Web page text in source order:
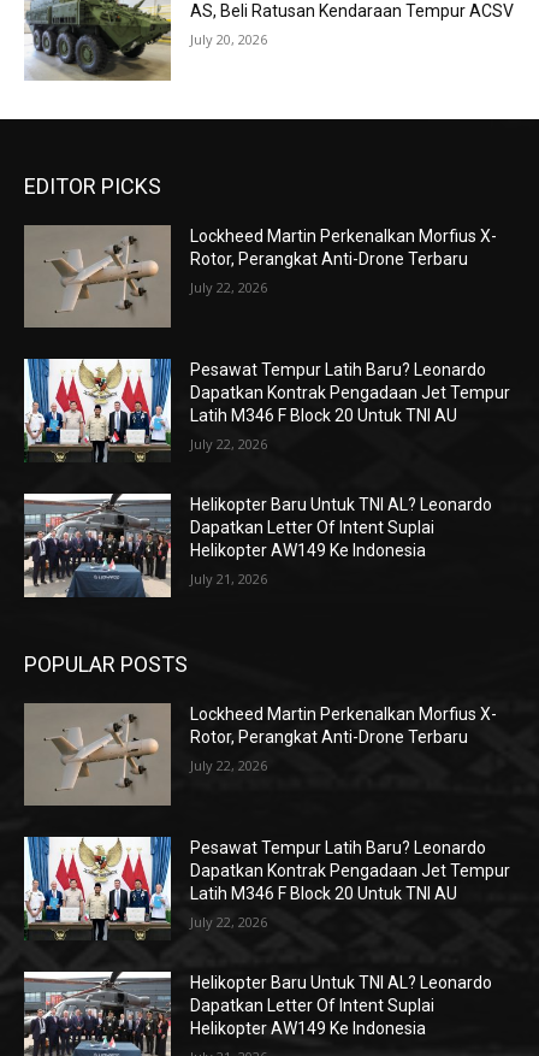
AS, Beli Ratusan Kendaraan Tempur ACSV
July 20, 2026
EDITOR PICKS
Lockheed Martin Perkenalkan Morfius X-
Rotor, Perangkat Anti-Drone Terbaru
July 22, 2026
Pesawat Tempur Latih Baru? Leonardo
Dapatkan Kontrak Pengadaan Jet Tempur
Latih M346 F Block 20 Untuk TNI AU
July 22, 2026
Helikopter Baru Untuk TNI AL? Leonardo
Dapatkan Letter Of Intent Suplai
Helikopter AW149 Ke Indonesia
July 21, 2026
POPULAR POSTS
Lockheed Martin Perkenalkan Morfius X-
Rotor, Perangkat Anti-Drone Terbaru
July 22, 2026
Pesawat Tempur Latih Baru? Leonardo
Dapatkan Kontrak Pengadaan Jet Tempur
Latih M346 F Block 20 Untuk TNI AU
July 22, 2026
Helikopter Baru Untuk TNI AL? Leonardo
Dapatkan Letter Of Intent Suplai
Helikopter AW149 Ke Indonesia